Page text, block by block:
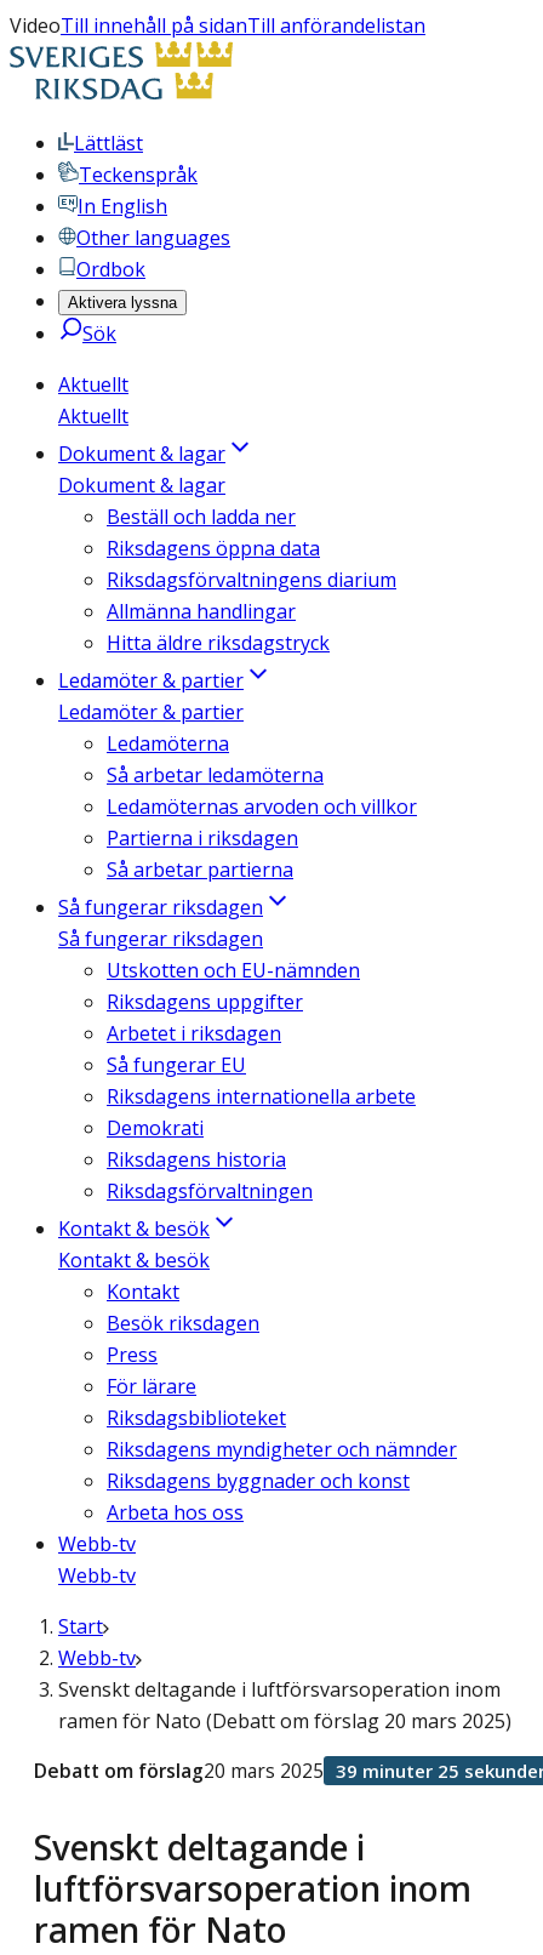
VideoTill innehåll på sidanTill anförandelistan
Lättläst
Teckenspråk
In English
Other languages
Ordbok
Aktivera lyssna
Sök
Aktuellt
Aktuellt
Dokument & lagar
Dokument & lagar
Beställ och ladda ner
Riksdagens öppna data
Riksdagsförvaltningens diarium
Allmänna handlingar
Hitta äldre riksdagstryck
Ledamöter & partier
Ledamöter & partier
Ledamöterna
Så arbetar ledamöterna
Ledamöternas arvoden och villkor
Partierna i riksdagen
Så arbetar partierna
Så fungerar riksdagen
Så fungerar riksdagen
Utskotten och EU-nämnden
Riksdagens uppgifter
Arbetet i riksdagen
Så fungerar EU
Riksdagens internationella arbete
Demokrati
Riksdagens historia
Riksdagsförvaltningen
Kontakt & besök
Kontakt & besök
Kontakt
Besök riksdagen
Press
För lärare
Riksdagsbiblioteket
Riksdagens myndigheter och nämnder
Riksdagens byggnader och konst
Arbeta hos oss
Webb-tv
Webb-tv
Start
Webb-tv
Svenskt deltagande i luftförsvarsoperation inom
ramen för Nato (Debatt om förslag 20 mars 2025)
Svenskt deltagande i
luftförsvarsoperation inom
ramen för Nato
Debatt om förslag20 mars 2025 39 minuter 25